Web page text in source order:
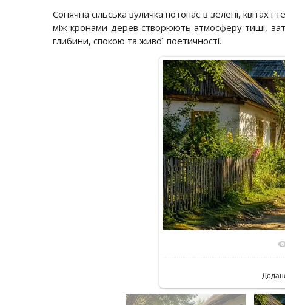
Сонячна сільська вуличка потопає в зелені, квітах і
між кронами дерев створюють атмосферу тиші,
глибини, спокою та живої поетичності.
У